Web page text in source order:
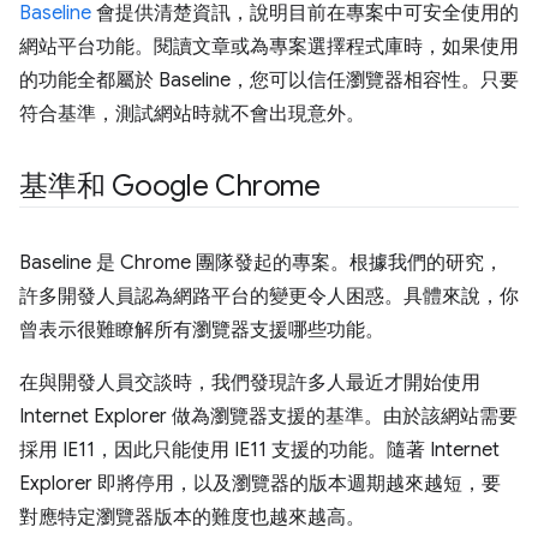
Baseline 會提供清楚資訊，說明目前在專案中可安全使用的
網站平台功能。閱讀文章或為專案選擇程式庫時，如果使用
的功能全都屬於 Baseline，您可以信任瀏覽器相容性。只要
符合基準，測試網站時就不會出現意外。
基準和 Google Chrome
Baseline 是 Chrome 團隊發起的專案。根據我們的研究，
許多開發人員認為網路平台的變更令人困惑。具體來說，你
曾表示很難瞭解所有瀏覽器支援哪些功能。
在與開發人員交談時，我們發現許多人最近才開始使用
Internet Explorer 做為瀏覽器支援的基準。由於該網站需要
採用 IE11，因此只能使用 IE11 支援的功能。隨著 Internet
Explorer 即將停用，以及瀏覽器的版本週期越來越短，要
對應特定瀏覽器版本的難度也越來越高。